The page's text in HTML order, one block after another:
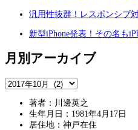
汎用性抜群！レスポンシブ
新型iPhone発表！その名も
月別アーカイブ
著者：川邊英之
生年月日：1981年4月17日
居住地：神戸在住